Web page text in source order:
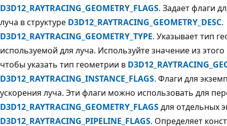
D3D12_RAYTRACING_GEOMETRY_FLAGS. Задает флаги
луча в структуре D3D12_RAYTRACING_GEOMETRY_DESC.
D3D12_RAYTRACING_GEOMETRY_TYPE. Указывает тип
используемой для луча. Используйте значение из
чтобы указать тип геометрии в
D3D12_RAYTRACING_INSTANCE_FLAGS. Флаги для
ускорения луча. Эти флаги можно использовать для
D3D12_RAYTRACING_GEOMETRY_FLAGSдля отдельных
D3D12_RAYTRACING_PIPELINE_FLAGS. Определяет